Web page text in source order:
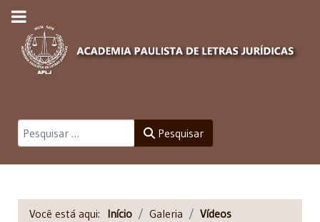
Pesquisar Pesquisar
Você está aqui: Início Galeria
Vídeos